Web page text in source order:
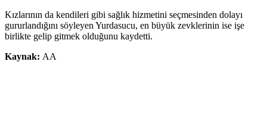
Kızlarının da kendileri gibi sağlık hizmetini seçmesinden dolayı
gururlandığını söyleyen Yurdasucu, en büyük zevklerinin ise işe
birlikte gelip gitmek olduğunu kaydetti.
Kaynak: AA